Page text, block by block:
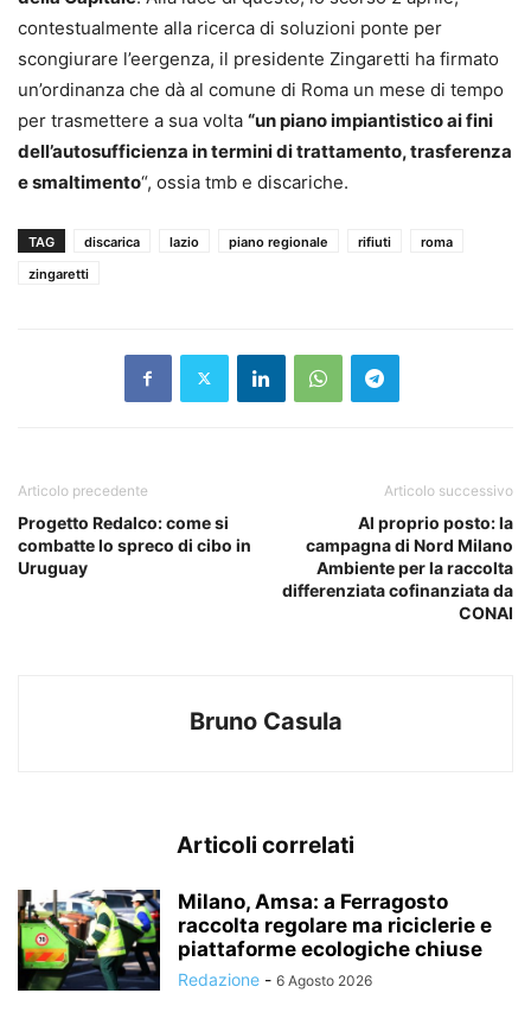
contestualmente alla ricerca di soluzioni ponte per
scongiurare l’eergenza, il presidente Zingaretti ha firmato
un’ordinanza che dà al comune di Roma un mese di tempo
per trasmettere a sua volta “un piano impiantistico ai fini
dell’autosufficienza in termini di trattamento, trasferenza
e smaltimento“, ossia tmb e discariche.
TAG discarica lazio piano regionale rifiuti
roma
zingaretti
Articolo precedente
Progetto Redalco: come si
combatte lo spreco di cibo in
Uruguay
Articolo successivo
Al proprio posto: la
campagna di Nord Milano
Ambiente per la raccolta
differenziata cofinanziata da
CONAI
Bruno Casula
Articoli correlati
Milano, Amsa: a Ferragosto
raccolta regolare ma riciclerie e
piattaforme ecologiche chiuse
Redazione - 6 Agosto 2026